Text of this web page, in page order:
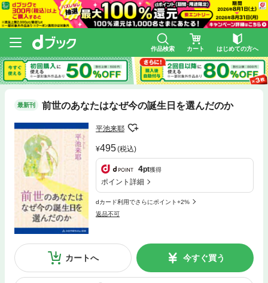
作品検索 カート はじめての方へ
最新刊 前世のあなたはなぜ今の誕生日を選んだのか
平池来耶
495(税込)
4pt獲得
ポイント詳細
dカード利用でさらにポイント+2%
返品不可
カートへ 今すぐ買う